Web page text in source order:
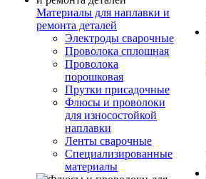
Материалы для наплавки и
ремонта деталей
Электроды сварочные
Проволока сплошная
Проволока
порошковая
Прутки присадочные
Флюсы и проволоки
для износостойкой
наплавки
Ленты сварочные
Специализированные
материалы